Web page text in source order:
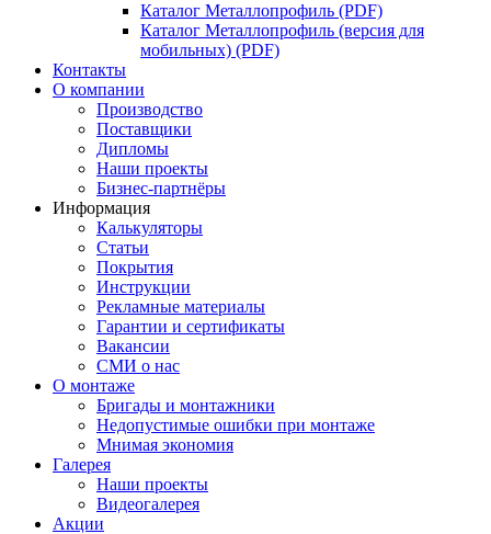
Каталог Металлопрофиль (PDF)
Каталог Металлопрофиль (версия для
мобильных) (PDF)
Контакты
О компании
Производство
Поставщики
Дипломы
Наши проекты
Бизнес-партнёры
Информация
Калькуляторы
Статьи
Покрытия
Инструкции
Рекламные материалы
Гарантии и сертификаты
Вакансии
СМИ о нас
О монтаже
Бригады и монтажники
Недопустимые ошибки при монтаже
Мнимая экономия
Галерея
Наши проекты
Видеогалерея
Акции